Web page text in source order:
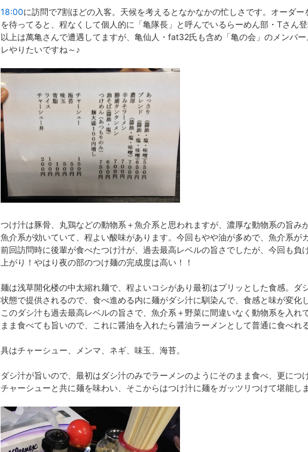
18:00に訪問で7割ほどの入客。天候を考えるとなかなかの忙しさです。オーダー
を待ってると、程なくして個人的に「亀隊長」と呼んでいるらーめん部・Tさん
以上は萬亀さんで遭遇してますが、亀仙人・fat32氏も含め「亀の会」のメンバ
レやりたいですね～♪
つけ汁は豚骨、丸鶏などの動物系＋魚介系と思われますが、濃厚な動物系の旨み
魚介系が効いていて、程よい酸味があります。今回もやや油が多めで、魚介系が
前回訪問時に後輩が食べたつけ汁が、過去最高レベルの旨さでしたが、今回も負
上がり！やはり夜の部のつけ麺の完成度は高い！！
麺は浅草開化楼の中太縮れ麺で、程よいコシがあり最初はプリッとした食感。ダ
状態で提供されるので、食べ進める内に麺がダシ汁に馴染んで、食感と味が変化
このダシ汁も過去最高レベルの旨さで、魚介系＋野菜に間違いなく動物系を入れ
まま食べても旨いので、これに醤油を入れたら醤油ラーメンとして普通に食べれ
具はチャーシュー、メンマ、ネギ、味玉、海苔。
ダシ汁が旨いので、最初はダシ汁のみでラーメンのようにそのまま食べ、更につ
チャーシューと共に麺を味わい、そこからはつけ汁に麺をガッツリつけて堪能し